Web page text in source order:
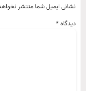
ایمیل شما منتشر نخواهد شد.
*